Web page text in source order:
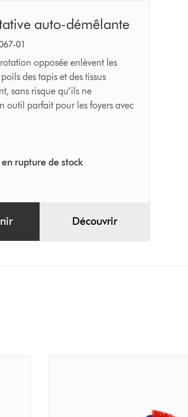
auto-démêlante
01
opposée enlèvent les
des tapis et des tissus
sans risque qu’ils ne
outil parfait pour les foyers avec
rupture de stock
Découvrir